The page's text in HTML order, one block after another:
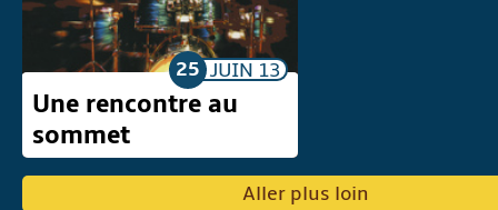
25 JUIN 13
Une rencontre au
sommet
Aller plus loin